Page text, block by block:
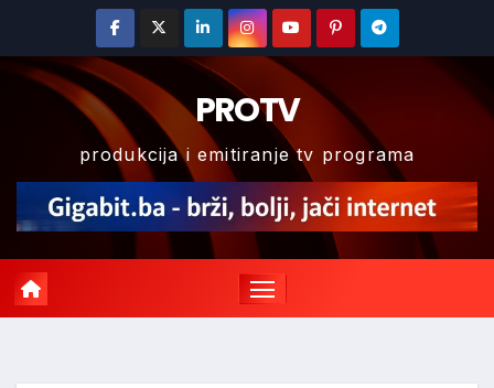
content
PROTV
produkcija i emitiranje tv programa